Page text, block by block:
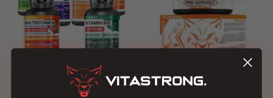
MULTIVITAMIN PRO
PACK
PREWORKOUT –